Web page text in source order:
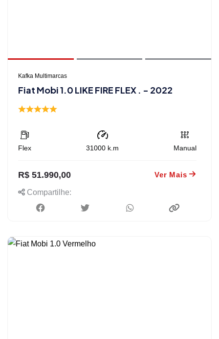
Kafka Multimarcas
Fiat Mobi 1.0 LIKE FIRE FLEX . - 2022
Flex 31000 k.m Manual
R$ 51.990,00 Ver Mais
Compartilhe: